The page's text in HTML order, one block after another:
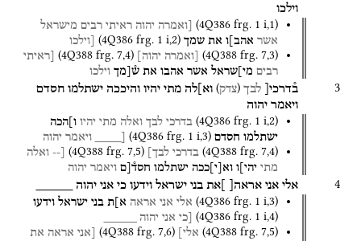
וילכו
(4Q386 frg. 1 i,1) [ואמרה יהוה ראיתי רבים מישראל
אשר אהב]ו את שמך (4Q386 frg. 1 i,2) [וילכו
(4Q388 frg. 7,3) [ואמרה יהוה] (4Q388 frg. 7,4)
[ראיתי
רבים מי]שראל אשר אהבו את ש֯[מך וילכו
3 ב֯דרכי[ לבך (צדק) וא]לה מתי יהיו והיככה ישתלמו חסדם
ויאמר יהוה
(4Q386 frg. 1 i,2) בדרכי לבך ואלה מתי יהיו ו]הכה
ישתלמו חסדם (4Q386 frg. 1 i,3) ויאמר יהוה
(4Q388 frg. 7,4) בדרכי לבך] (4Q388 frg. 7,5)
[-- ואלה
מתי יהי]ו וא י ככה ישתלמו חסד֯[ם ויאמר יהוה
4 אלי אני אראה[ ]את בני ישראל וידעו כי אני יהוה
(4Q386 frg. 1 i,3) אלי אני אראה א]ת בני ישראל וידעו
(4Q386 frg. 1 i,4) [כי אני יהוה
(4Q388 frg. 7,5) אלי] (4Q388 frg. 7,6) [אני אראה את